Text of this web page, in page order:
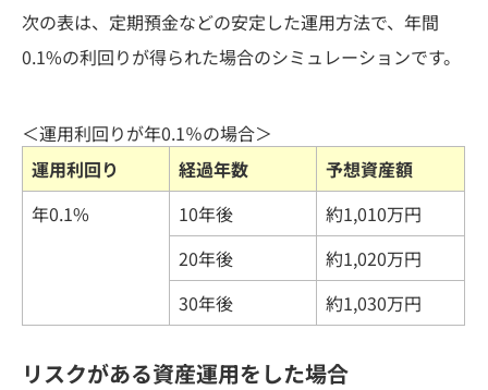
次の表は、定期預金などの安定した運用方法で、年間
0.1%の利回りが得られた場合のシミュレーションです。
＜運用利回りが年0.1％の場合＞
運用利回り
経過年数
予想資産額
年0.1%
10年後
約1,010万円
20年後
約1,020万円
30年後
約1,030万円
リスクがある資産運用をした場合